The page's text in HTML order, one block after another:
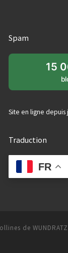
Spam
15
Site en ligne depuis
Traduction
FR
de